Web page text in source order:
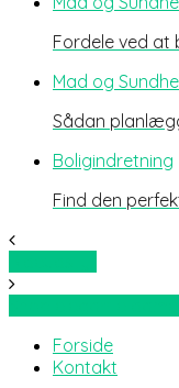
Fordele ved at
Mad og
Sådan
Boligindretning
Find den
Forside
Kontakt